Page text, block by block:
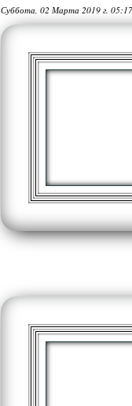
Суббота, 02 Марта 2019 г.